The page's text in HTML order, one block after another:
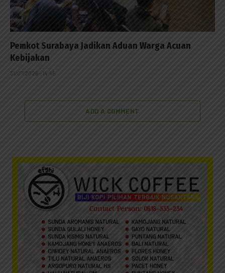
Pemkot Surabaya Jadikan Aduan Warga Acuan
Kebijakan
31/07/2026 - 14:45
ADD A COMMENT